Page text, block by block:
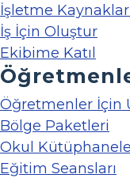
İşletme
İş İçin Oluştur
Ekibime Katıl
Öğretmenler İçin
Bölge Paketleri
Okul
Eğitim Seansları